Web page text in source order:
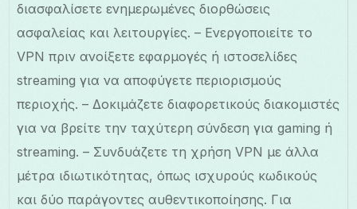
διασφαλίσετε ενημερωμένες διορθώσεις
ασφαλείας και λειτουργίες. – Ενεργοποιείτε το
VPN πριν ανοίξετε εφαρμογές ή ιστοσελίδες
streaming για να αποφύγετε περιορισμούς
περιοχής. – Δοκιμάζετε διαφορετικούς διακομιστές
για να βρείτε την ταχύτερη σύνδεση για gaming ή
streaming. – Συνδυάζετε τη χρήση VPN με άλλα
μέτρα ιδιωτικότητας, όπως ισχυρούς κωδικούς
και δύο παράγοντες αυθεντικοποίησης. Για